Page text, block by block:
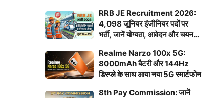
RRB JE Recruitment 2026:
4,098 जूनियर इंजीनियर पदों पर
भर्ती, जानें योग्यता, आवेदन और चयन
Realme Narzo 100x 5G:
8000mAh बैटरी और 144Hz
डिस्प्ले के साथ आया नया 5G स्मार्टफोन
8th Pay Commission: जानें